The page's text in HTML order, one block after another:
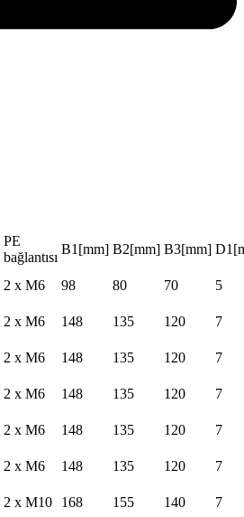
PE
bağlantısı
B1[mm] B2[mm] B3[mm]
2 x M6 98 80 70
5
2 x M6 148 135 120
7
2 x M6 148 135 120
7
2 x M6 148 135 120
7
2 x M6 148 135 120
7
2 x M6 148 135 120
7
2 x M10 168 155 140 7